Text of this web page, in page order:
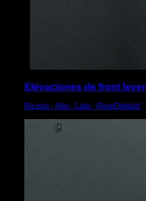
Elevaciones de front lever
Biceps ∙ Abs ∙ Lats ∙ RearDeltoid